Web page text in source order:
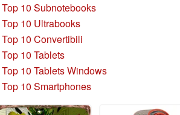
Top 10 Subnotebooks
Top 10 Ultrabooks
Top 10 Convertibili
Top 10 Tablets
Top 10 Tablets Windows
Top 10 Smartphones